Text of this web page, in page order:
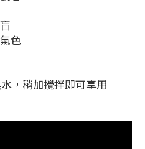
色
，稍加攪拌即可享用